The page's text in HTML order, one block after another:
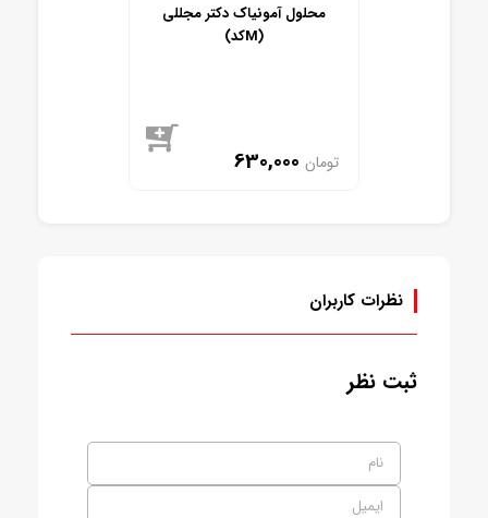
محلول آمونیاک دکتر مجللی
(کدM)
630,000 تومان
نظرات کاربران
ثبت نظر